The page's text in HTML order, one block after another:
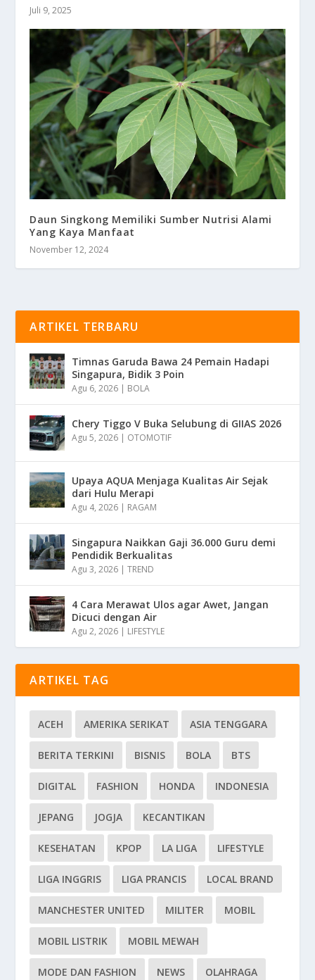
Juli 9, 2025
Daun Singkong Memiliki Sumber Nutrisi Alami
Yang Kaya Manfaat
November 12, 2024
ARTIKEL TERBARU
Timnas Garuda Bawa 24 Pemain Hadapi
Singapura, Bidik 3 Poin
Agu 6, 2026 | BOLA
Chery Tiggo V Buka Selubung di GIIAS 2026
Agu 5, 2026 | OTOMOTIF
Upaya AQUA Menjaga Kualitas Air Sejak
dari Hulu Merapi
Agu 4, 2026 | RAGAM
Singapura Naikkan Gaji 36.000 Guru demi
Pendidik Berkualitas
Agu 3, 2026 |TREND
4 Cara Merawat Ulos agar Awet, Jangan
Dicuci dengan Air
Agu 2, 2026 | LIFESTYLE
ARTIKEL TAG
ACEH AMERIKA SERIKAT ASIA TENGGARA
BERITA TERKINI BISNIS BOLA BTS
DIGITAL FASHION HONDA INDONESIA
JEPANG JOGJA KECANTIKAN
KESEHATAN KPOP LA LIGA LIFESTYLE
LIGA INGGRIS LIGA PRANCIS LOCAL BRAND
MANCHESTER UNITED MILITER MOBIL
MOBIL LISTRIK MOBIL MEWAH
MODE DAN FASHION NEWS OLAHRAGA